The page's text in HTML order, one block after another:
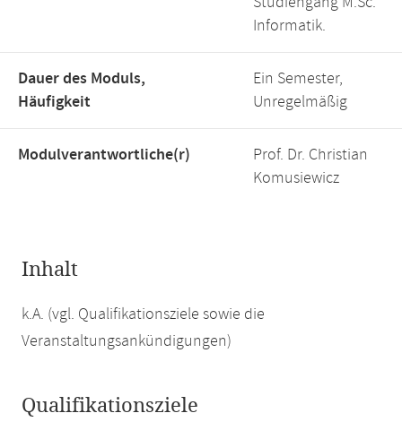
Informatik.
Dauer des Moduls,
Häufigkeit
Ein Semester,
Unregelmäßig
Modulverantwortliche(r)
Prof. Dr. Christian
Komusiewicz
Inhalt
k.A. (vgl. Qualifikationsziele sowie die
Veranstaltungsankündigungen)
Qualifikationsziele